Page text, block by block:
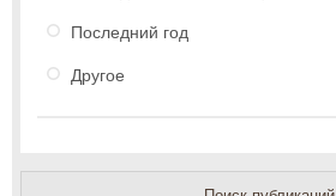
Последний год
Другое